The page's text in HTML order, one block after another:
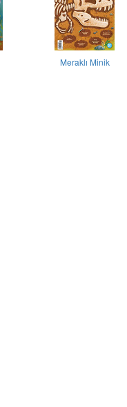
Meraklı Minik